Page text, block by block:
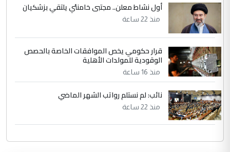
أول نشاط معلن.. مجتبى خامنئي يلتقي بزشكيان
منذ 22 ساعة
قرار حكومي يخص الموافقات الخاصة بالحصص
الوقودية للمولدات الأهلية
منذ 16 ساعة
نائب: لم نستلم رواتب الشهر الماضي
منذ 22 ساعة